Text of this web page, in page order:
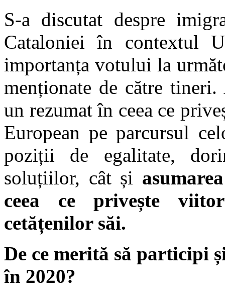
S-a discutat despre
Cataloniei în contextul
importanța votului la
menționate de către tineri.
un rezumat în ceea ce
European pe parcursul
poziții de egalitate,
soluțiilor, cât și
ceea ce privește
cetățenilor săi.
De ce merită să participi
în 2020?